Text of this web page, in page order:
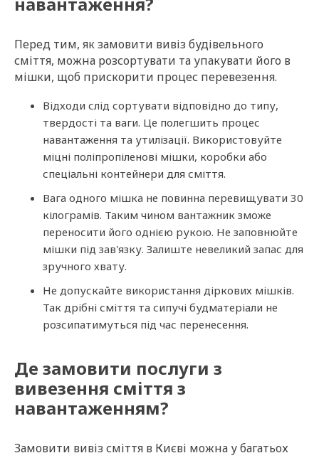
Перед тим, як замовити вивіз будівельного
сміття, можна розсортувати та упакувати його в
мішки, щоб прискорити процес перевезення.
Відходи слід сортувати відповідно до типу,
твердості та ваги. Це полегшить процес
навантаження та утилізації. Використовуйте
міцні поліпропіленові мішки, коробки або
спеціальні контейнери для сміття.
Вага одного мішка не повинна перевищувати 30
кілограмів. Таким чином вантажник зможе
переносити його однією рукою. Не заповнюйте
мішки під зав'язку. Залиште невеликий запас для
зручного хвату.
Не допускайте використання діркових мішків.
Так дрібні сміття та сипучі будматеріали не
розсипатимуться під час перенесення.
Де замовити послуги з
вивезення сміття з
навантаженням?
Замовити вивіз сміття в Києві можна у багатьох